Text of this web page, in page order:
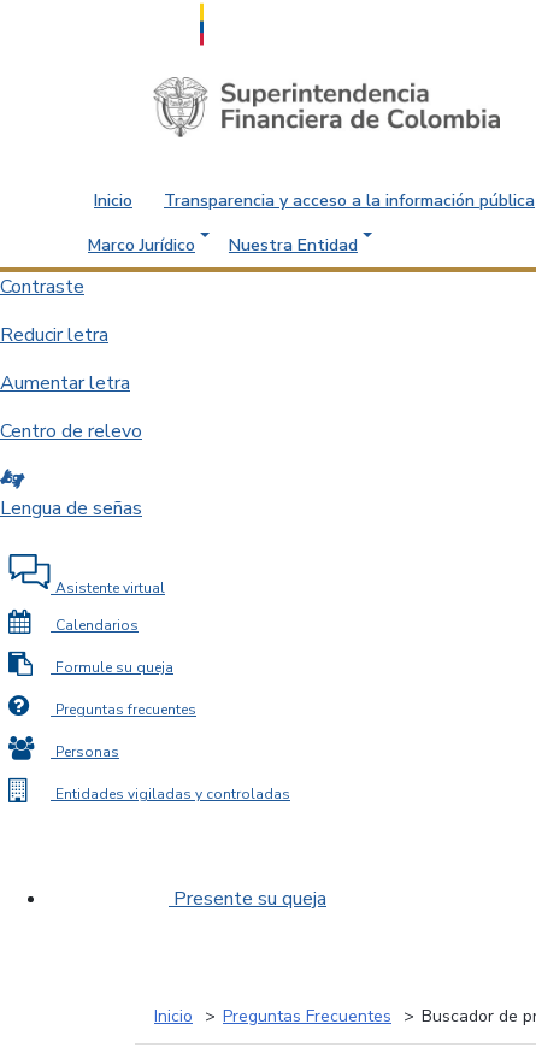
Saltar al contenido principal
Inicio Transparencia y acceso a la información pública
Marco Jurídico
Nuestra Entidad
Contraste
Reducir letra
Aumentar letra
Centro de relevo
Lengua de señas
Asistente virtual
Calendarios
Formule su queja
Preguntas frecuentes
Personas
Entidades vigiladas y controladas
Presente su queja
Inicio Preguntas Frecuentes Buscador de